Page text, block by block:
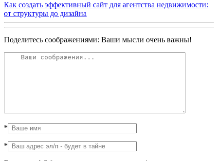
Как создать эффективный сайт для агентства недвижимости:
от структуры до дизайна
Поделитесь соображениями: Ваши мысли очень важны!
*
*